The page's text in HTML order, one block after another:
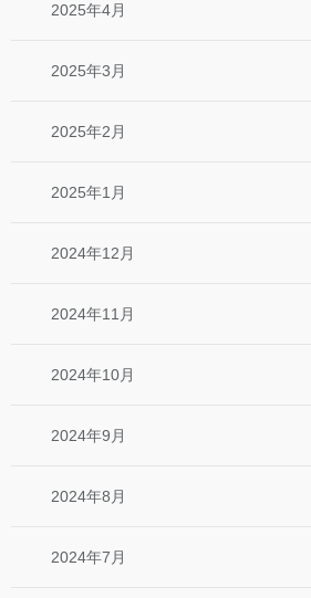
2025年4月
2025年3月
2025年2月
2025年1月
2024年12月
2024年11月
2024年10月
2024年9月
2024年8月
2024年7月